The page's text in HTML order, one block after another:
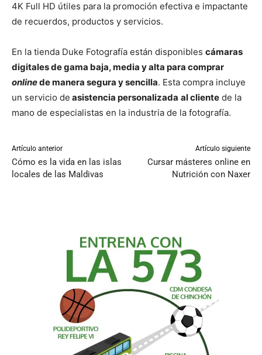
4K Full HD útiles para la promoción efectiva e impactante
de recuerdos, productos y servicios.
En la tienda Duke Fotografía están disponibles cámaras
digitales de gama baja, media y alta para comprar
onlinede manera segura y sencilla. Esta compra incluye
un servicio de asistencia personalizada al cliente de la
mano de especialistas en la industria de la fotografía.
Artículo anterior
Cómo es la vida en las islas
locales de las Maldivas
Artículo siguiente
Cursar másteres online en
Nutrición con Naxer